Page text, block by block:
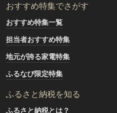
おすすめ特集でさがす
おすすめ特集一覧
担当者おすすめ特集
地元が誇る家電特集
ふるなび限定特集
ふるさと納税を知る
ふるさと納税とは？